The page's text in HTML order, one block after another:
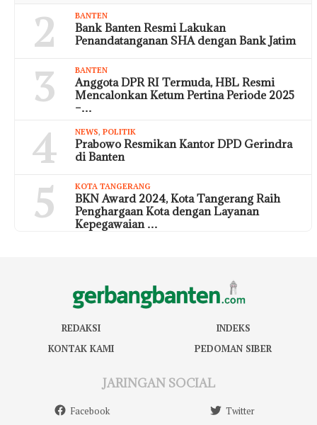
2 BANTEN
Bank Banten Resmi Lakukan
Penandatanganan SHA dengan Bank Jatim
3 BANTEN
Anggota DPR RI Termuda, HBL Resmi
Mencalonkan Ketum Pertina Periode 2025
–…
4 NEWS, POLITIK
Prabowo Resmikan Kantor DPD Gerindra
di Banten
5 KOTA TANGERANG
BKN Award 2024, Kota Tangerang Raih
Penghargaan Kota dengan Layanan
Kepegawaian …
REDAKSI
INDEKS
KONTAK KAMI
PEDOMAN SIBER
JARINGAN SOCIAL
Facebook Twitter